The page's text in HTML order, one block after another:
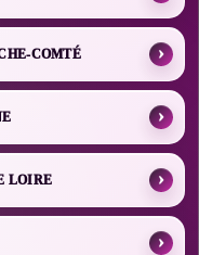
COMTÉ
LOIRE